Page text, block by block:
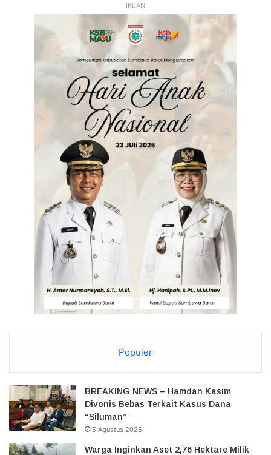
IKLAN
Populer
BREAKING NEWS – Hamdan Kasim
Divonis Bebas Terkait Kasus Dana
“Siluman”
5 Agustus 2026
Warga Inginkan Aset 2,76 Hektare Milik